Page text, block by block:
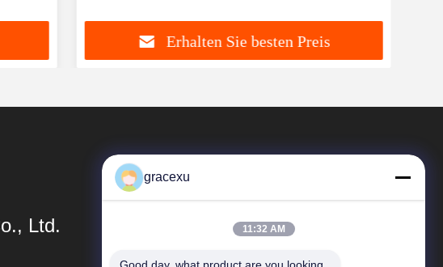
Erhalten Sie besten Preis
Ltd.
gracexu
11:32 AM